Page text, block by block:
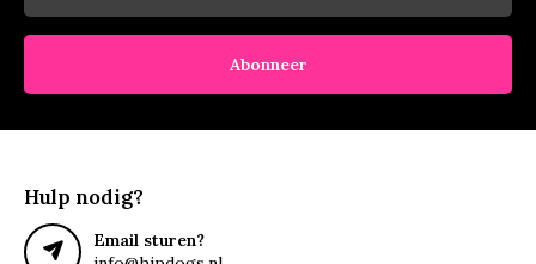
Abonneer
Hulp nodig?
Email sturen?